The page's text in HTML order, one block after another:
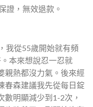
證，無效退款。
我從55歲開始就有頻
本來想說忍一忍就
親熱都沒力氣。後來經
春森建議我先從每日錠
數明顯減少到1-2次，